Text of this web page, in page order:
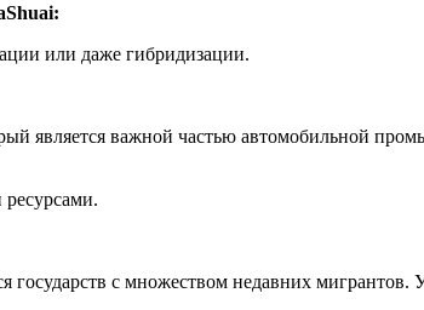
или даже гибридизации.
является важной частью автомобильной
с множеством недавних мигрантов.